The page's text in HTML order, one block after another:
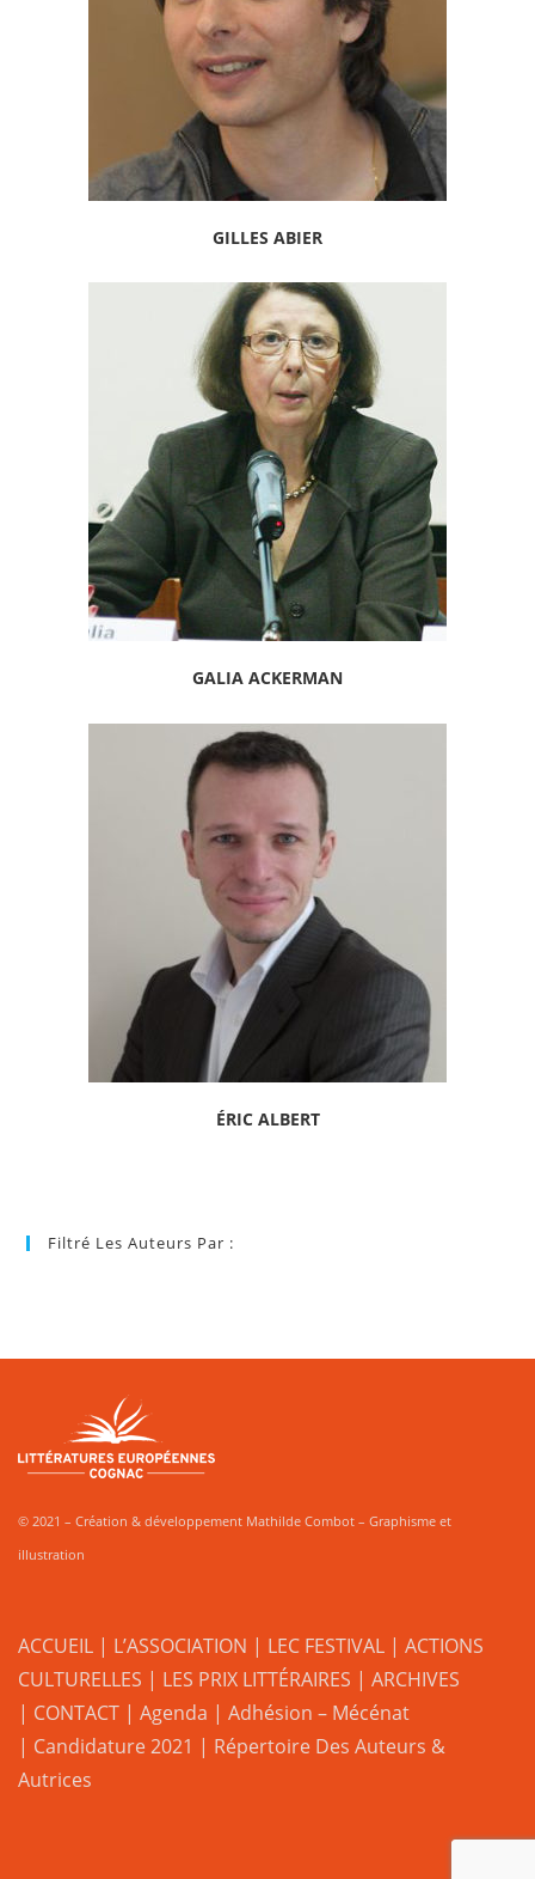
GILLES ABIER
GALIA ACKERMAN
ÉRIC ALBERT
Filtré Les Auteurs Par :
© 2021 – Création & développement Mathilde Combot – Graphisme et
illustration
ACCUEIL | L’ASSOCIATION | LEC FESTIVAL | ACTIONS
CULTURELLES | LES PRIX LITTÉRAIRES | ARCHIVES
| CONTACT | Agenda | Adhésion – Mécénat
| Candidature 2021 | Répertoire Des Auteurs &
Autrices